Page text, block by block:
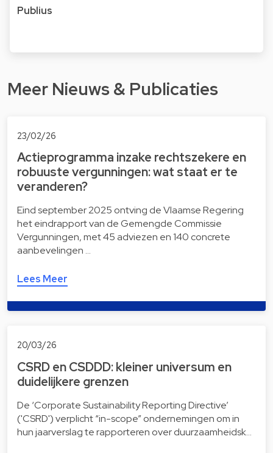
Publius
Meer Nieuws & Publicaties
23/02/26
Actieprogramma inzake rechtszekere en
robuuste vergunningen: wat staat er te
veranderen?
Eind september 2025 ontving de Vlaamse Regering
het eindrapport van de Gemengde Commissie
Vergunningen, met 45 adviezen en 140 concrete
aanbevelingen …
Lees Meer
20/03/26
CSRD en CSDDD: kleiner universum en
duidelijkere grenzen
De ‘Corporate Sustainability Reporting Directive’
('CSRD') verplicht “in-scope” ondernemingen om in
hun jaarverslag te rapporteren over duurzaamheidsk…